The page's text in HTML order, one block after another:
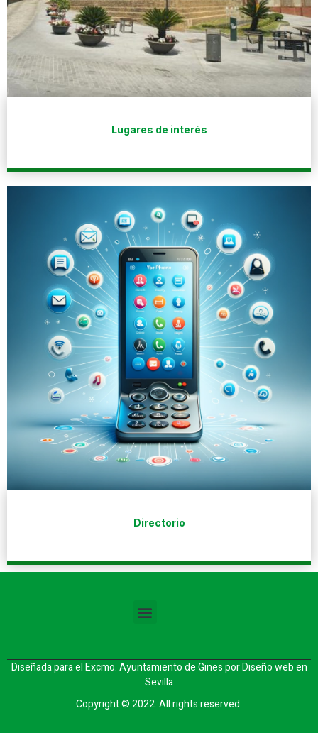
Lugares de interés
Directorio
Diseñada para el Excmo. Ayuntamiento de Gines porDiseño web en
Sevilla
Copyright © 2022. All rights reserved.